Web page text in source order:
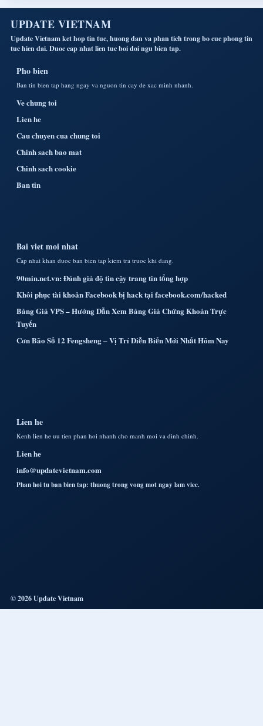
UPDATE VIETNAM
Update Vietnam ket hop tin tuc, huong dan va phan tich trong bo cuc phong tin
tuc hien dai. Duoc cap nhat lien tuc boi doi ngu bien tap.
Pho bien
Ban tin bien tap hang ngay va nguon tin cay de xac minh nhanh.
Ve chung toi
Lien he
Cau chuyen cua chung toi
Chinh sach bao mat
Chinh sach cookie
Ban tin
Bai viet moi nhat
Cap nhat khan duoc ban bien tap kiem tra truoc khi dang.
90min.net.vn: Đánh giá độ tin cậy trang tin tổng hợp
Khôi phục tài khoản Facebook bị hack tại facebook.com/hacked
Bảng Giá VPS – Hướng Dẫn Xem Bảng Giá Chứng Khoán Trực
Tuyến
Cơn Bão Số 12 Fengsheng – Vị Trí Diễn Biến Mới Nhất Hôm Nay
Lien he
Kenh lien he uu tien phan hoi nhanh cho manh moi va dinh chinh.
Lien he
info@updatevietnam.com
Phan hoi tu ban bien tap: thuong trong vong mot ngay lam viec.
© 2026 Update Vietnam